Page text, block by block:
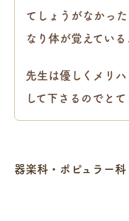
てしょうがなかっ
なり体が覚えている
先生は優しくメリ
して下さるのでとて
器楽科・ポピュラー科